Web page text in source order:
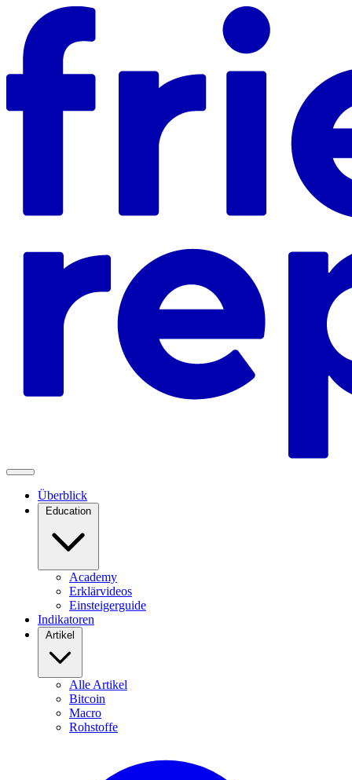
Überblick
Education
Academy
Erklärvideos
Einsteigerguide
Indikatoren
Artikel
Alle Artikel
Bitcoin
Macro
Rohstoffe